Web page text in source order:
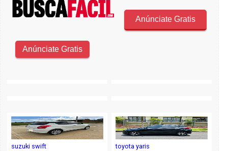
suzuki swift
toyota yaris